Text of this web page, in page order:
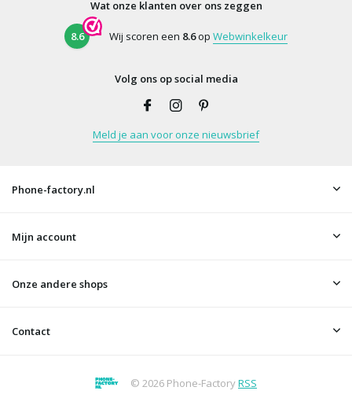
Wat onze klanten over ons zeggen
8.6 Wij scoren een 8.6op Webwinkelkeur
Volg ons op social media
Meld je aan voor onze nieuwsbrief
Phone-factory.nl
Mijn account
Onze andere shops
Contact
© 2026 Phone-FactoryRSS